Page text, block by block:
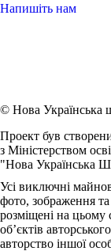
Напишіть нам
© Нова Українська
Проект був
з Міністерством
"Нова Українська
Усі виключні
фото, зображення
розміщені на цьому
об’єктів
авторство іншої